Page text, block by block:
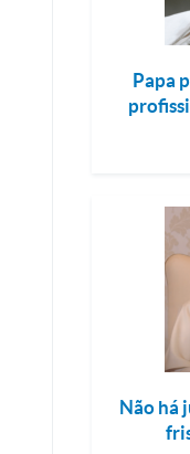
Papa
Não há